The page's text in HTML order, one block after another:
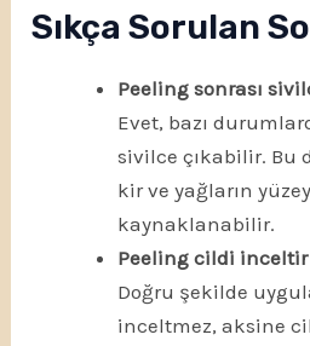
Sıkça Sorulan
Peeling sonrası
Evet, bazı
sivilce çıkabilir. Bu
kir ve yağların
kaynaklanabilir.
Peeling cildi
Doğru şekilde
inceltmez, aksine